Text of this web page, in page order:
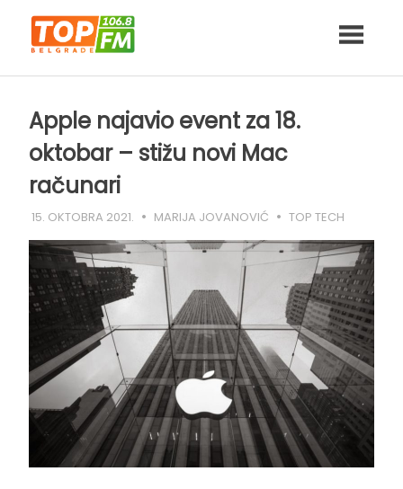
content
Apple najavio event za 18.
oktobar – stižu novi Mac
računari
15. OKTOBRA 2021. MARIJA JOVANOVIĆ TOP TECH